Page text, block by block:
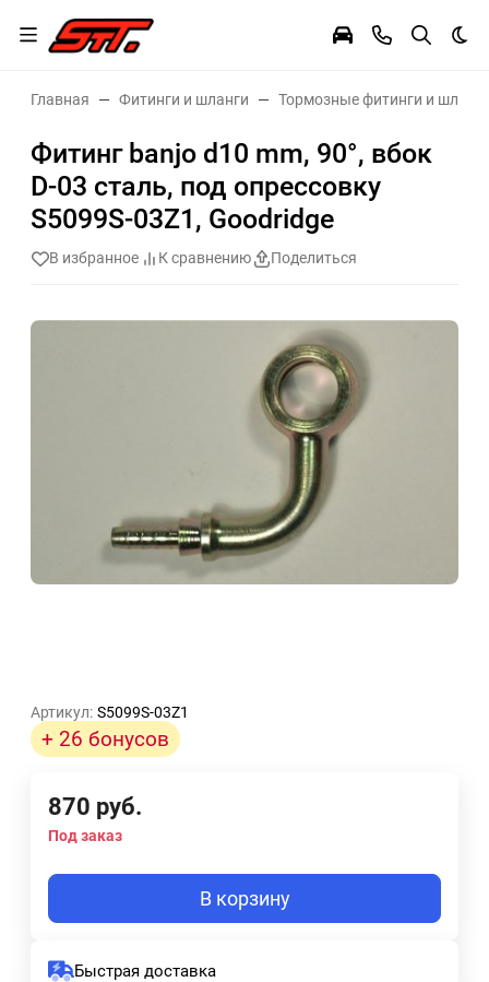
Главная Фитинги и шланги Тормозные фитинги и
Фитинг banjo d10 mm, 90°, вбок
D-03 сталь, под опрессовку
S5099S-03Z1, Goodridge
В избранное К сравнению Поделиться
Артикул: S5099S-03Z1
+ 26 бонусов
870 руб.
Под заказ
В корзину
Быстрая доставка